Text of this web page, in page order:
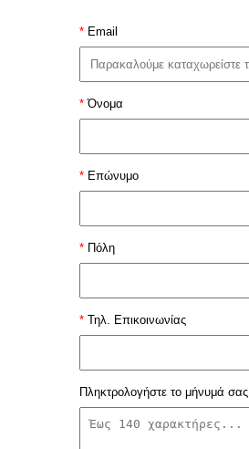
*Email
*Όνομα
*Επώνυμο
*Πόλη
*Τηλ. Επικοινωνίας
Πληκτρολογήστε το μήνυμά σας